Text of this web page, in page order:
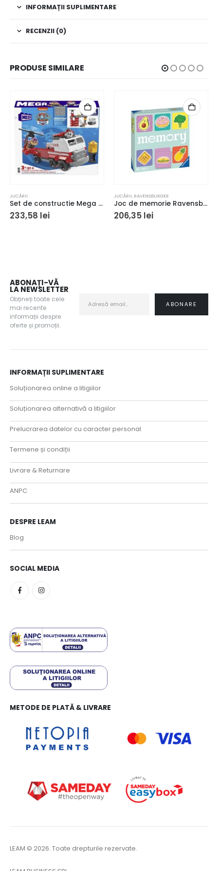
INFORMAȚII SUPLIMENTARE
RECENZII (0)
PRODUSE SIMILARE
JUCĂRII
Set de constructie Mega Paw Patrol Marshall Super Camion de Pompieri 33 piese si 2 figurine 3+ ani
233,58 lei
JUCĂRII, RAVENSBURGER
Joc de memorie Ravensburger Memory Funny Food
206,35 lei
ABONAȚI-VĂ
LA NEWSLETTER
Obțineți toate cele
mai recente
informații despre
oferte și promoții.
INFORMAȚII SUPLIMENTARE
Soluționarea online a litigiilor
Soluționarea alternativă a litigiilor
Prelucrarea datelor cu caracter personal
Termene și condiții
Livrare & Returnare
ANPC
DESPRE LEAM
Blog
SOCIAL MEDIA
METODE DE PLATĂ & LIVRARE
LEAM © 2026. Toate drepturile rezervate.